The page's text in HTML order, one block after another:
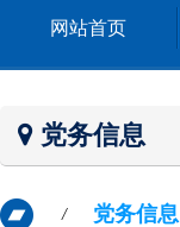
网站首页
党务信息
/ 党务信息